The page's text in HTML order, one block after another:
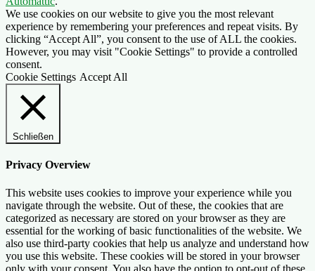
We use cookies on our website to give you the most relevant
experience by remembering your preferences and repeat visits. By
clicking “Accept All”, you consent to the use of ALL the cookies.
However, you may visit "Cookie Settings" to provide a controlled
consent.
Cookie Settings Accept All
Schließen
Privacy Overview
This website uses cookies to improve your experience while you
navigate through the website. Out of these, the cookies that are
categorized as necessary are stored on your browser as they are
essential for the working of basic functionalities of the website. We
also use third-party cookies that help us analyze and understand how
you use this website. These cookies will be stored in your browser
only with your consent. You also have the option to opt-out of these